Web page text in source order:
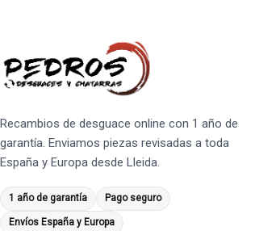
Recambios de desguace online con 1 año de
garantía. Enviamos piezas revisadas a toda
España y Europa desde Lleida.
1 año de garantía Pago seguro
Envíos España y Europa